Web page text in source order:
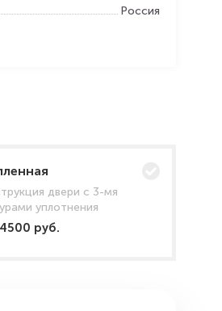
Россия
двери с 3-мя
уплотнения
руб.